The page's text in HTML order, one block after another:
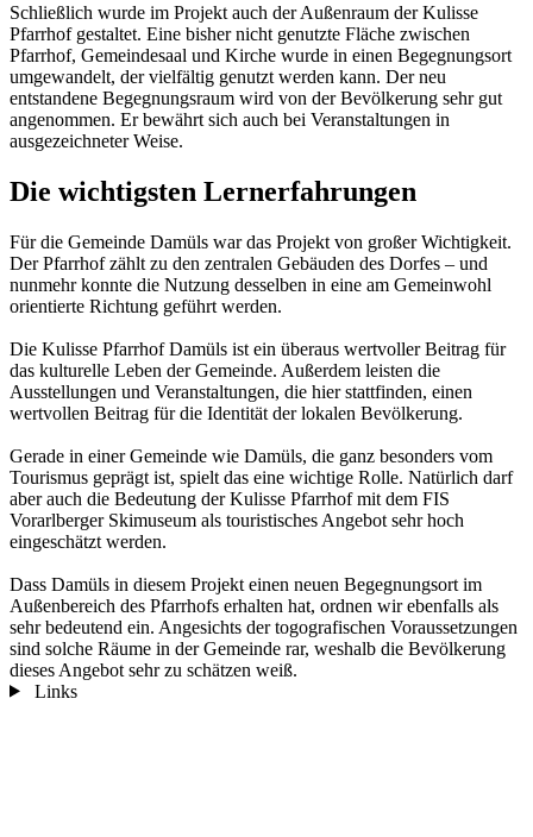
Schließlich wurde im Projekt auch der Außenraum der Kulisse
Pfarrhof gestaltet. Eine bisher nicht genutzte Fläche zwischen
Pfarrhof, Gemeindesaal und Kirche wurde in einen Begegnungsort
umgewandelt, der vielfältig genutzt werden kann. Der neu
entstandene Begegnungsraum wird von der Bevölkerung sehr gut
angenommen. Er bewährt sich auch bei Veranstaltungen in
ausgezeichneter Weise.
Die wichtigsten Lernerfahrungen
Für die Gemeinde Damüls war das Projekt von großer Wichtigkeit.
Der Pfarrhof zählt zu den zentralen Gebäuden des Dorfes – und
nunmehr konnte die Nutzung desselben in eine am Gemeinwohl
orientierte Richtung geführt werden.
Die Kulisse Pfarrhof Damüls ist ein überaus wertvoller Beitrag für
das kulturelle Leben der Gemeinde. Außerdem leisten die
Ausstellungen und Veranstaltungen, die hier stattfinden, einen
wertvollen Beitrag für die Identität der lokalen Bevölkerung.
Gerade in einer Gemeinde wie Damüls, die ganz besonders vom
Tourismus geprägt ist, spielt das eine wichtige Rolle. Natürlich darf
aber auch die Bedeutung der Kulisse Pfarrhof mit dem FIS
Vorarlberger Skimuseum als touristisches Angebot sehr hoch
eingeschätzt werden.
Dass Damüls in diesem Projekt einen neuen Begegnungsort im
Außenbereich des Pfarrhofs erhalten hat, ordnen wir ebenfalls als
sehr bedeutend ein. Angesichts der togografischen Voraussetzungen
sind solche Räume in der Gemeinde rar, weshalb die Bevölkerung
dieses Angebot sehr zu schätzen weiß.
Links